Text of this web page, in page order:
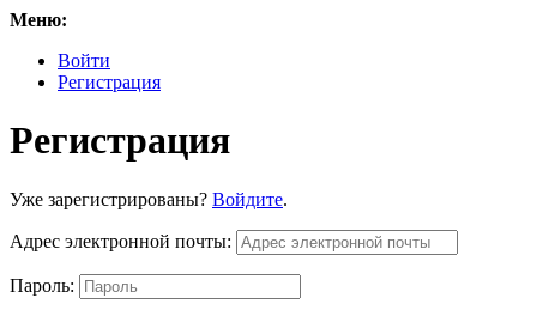
Меню:
Войти
Регистрация
Регистрация
Уже зарегистрированы? Войдите.
Адрес электронной почты:
Пароль: